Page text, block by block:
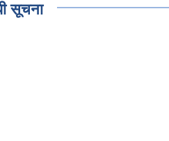
सूचना